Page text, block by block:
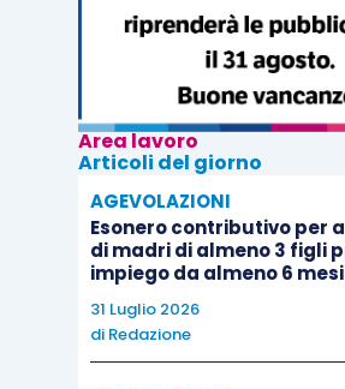
Area lavoro
Articoli del giorno
AGEVOLAZIONI
Esonero contributivo per
di madri di almeno 3 figli
impiego da almeno 6 mesi
31 Luglio 2026
di Redazione